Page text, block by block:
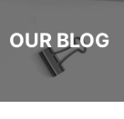
OUR BLOG